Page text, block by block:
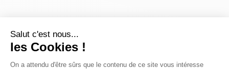
Salut c'est nous...
les Cookies !
On a attendu d'être sûrs que le contenu de ce site vous intéresse